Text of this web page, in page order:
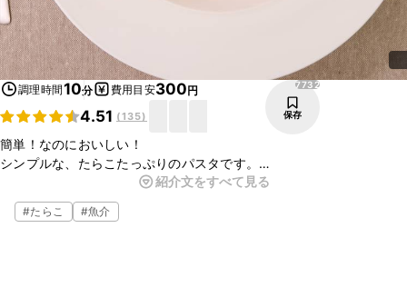
調理時間10分 費用目安300円
4.51 (135)
7732
保存
簡単！なのにおいしい！
シンプルな、たらこたっぷりのパスタです。
忙しい時も、あっという間に完成するのでおすすめですよ。
ほぐしてあるたらこを使用し、包丁、フライパンいらず！
洗い物も少なく、簡単に作れます。
紹介文をすべて見る
#たらこ #魚介